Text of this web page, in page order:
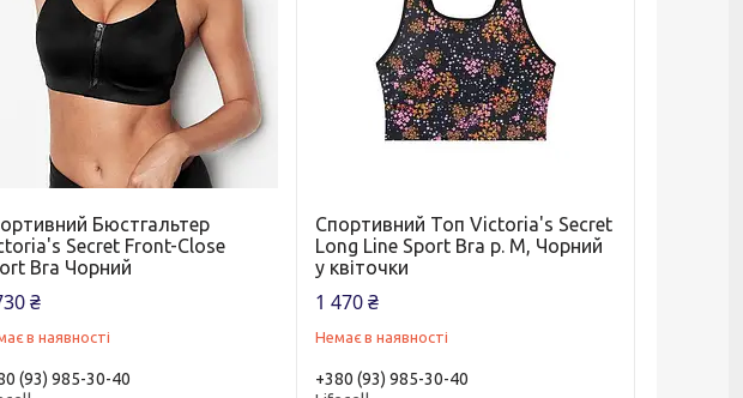
Бюстгальтер
Secret Front-Close
Bra Чорний
₴
в наявності
(93) 985-30-40
Спортивний Топ Victoria's Secret
Long Line Sport Bra р. М, Чорний
у квіточки
1 470 ₴
Немає в наявності
+380 (93) 985-30-40